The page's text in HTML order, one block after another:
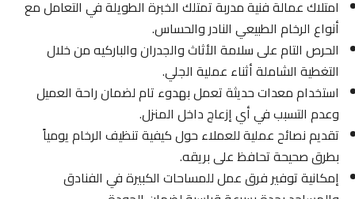
امتلاك عمالة فنية مدربة تمتلك الخبرة الطويلة في التعامل مع
أنواع الرخام الطبيعي النادر والحساس.
الحرص التام على سلامة الأثاث والجدران والباركيه من خلال
التغطية الشاملة أثناء عملية الجلي.
استخدام معدات حديثة تعمل بهدوء تام لضمان راحة العميل
وعدم التسبب في أي إزعاج داخل المنزل.
تقديم نصائح عملية للعملاء حول كيفية تنظيف الرخام يومياً
بطرق صحيحة تحافظ على بريقه.
إمكانية توفير فرق عمل للمساحات الكبيرة في الفنادق